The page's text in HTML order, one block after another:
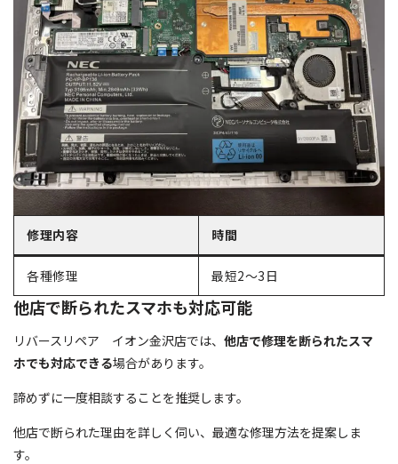
修理内容 時間
各種修理 最短2～3日
他店で断られたスマホも対応可能
リバースリペア イオン金沢店では、 他店で修理を断られたスマ
ホでも対応できる場合があります。
諦めずに一度相談することを推奨します。
他店で断られた理由を詳しく伺い、最適な修理方法を提案しま
す。